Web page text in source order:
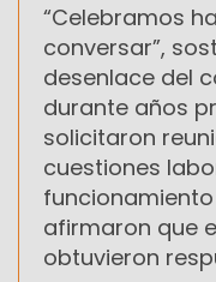
“Celebramos
conversar”,
desenlace del
durante años
solicitaron
cuestiones
afirmaron que
obtuvieron